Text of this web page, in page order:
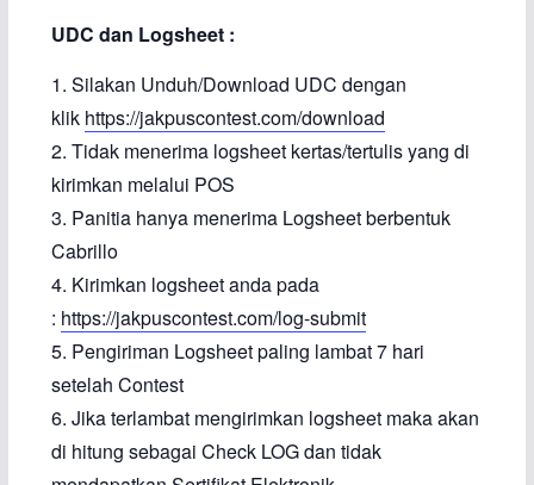
UDC dan Logsheet :
Silakan Unduh/Download UDC dengan
klik https://jakpuscontest.com/download
Tidak menerima logsheet kertas/tertulis yang di
kirimkan melalui POS
Panitia hanya menerima Logsheet berbentuk
Cabrillo
Kirimkan logsheet anda pada
: https://jakpuscontest.com/log-submit
Pengiriman Logsheet paling lambat 7 hari
setelah Contest
Jika terlambat mengirimkan logsheet maka akan
di hitung sebagai Check LOG dan tidak